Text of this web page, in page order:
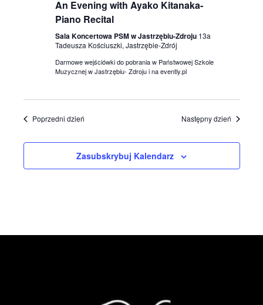
An Evening with Ayako Kitanaka-
Piano Recital
Sala Koncertowa PSM w Jastrzębiu-Zdroju 13a
Tadeusza Kościuszki, Jastrzębie-Zdrój
Darmowe wejściówki do pobrania w Państwowej Szkole
Muzycznej w Jastrzębiu- Zdroju i na evently.pl
Poprzedni dzień Następny dzień
Zasubskrybuj Kalendarz